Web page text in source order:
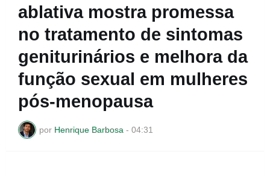
ablativa mostra promessa
no tratamento de sintomas
geniturinários e melhora da
função sexual em mulheres
pós-menopausa
por Henrique Barbosa - 04:31